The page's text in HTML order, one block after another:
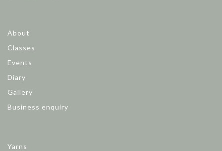
About
Classes
Events
Diary
Gallery
Business enquiry
Yarns